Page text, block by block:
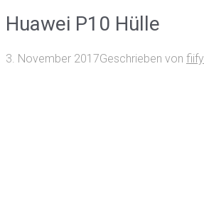
Huawei P10 Hülle
3. November 2017Geschrieben von fiify